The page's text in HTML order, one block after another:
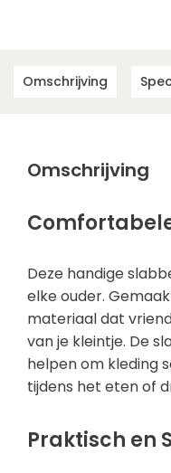
Omschrijving
Omschrijving
Deze handige
elke ouder.
materiaal dat
van je kleintje. De
helpen om kleding
tijdens het eten of
Praktisch en